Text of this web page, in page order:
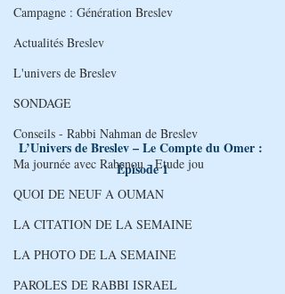
Campagne : Génération Breslev
Actualités Breslev
L'univers de Breslev
SONDAGE
Conseils - Rabbi Nahman de Breslev
Ma journée avec Rabenou - Etude jou
QUOI DE NEUF A OUMAN
LA CITATION DE LA SEMAINE
LA PHOTO DE LA SEMAINE
PAROLES DE RABBI ISRAEL
L’Univers de Breslev – Le Compte du Omer :
Épisode 1